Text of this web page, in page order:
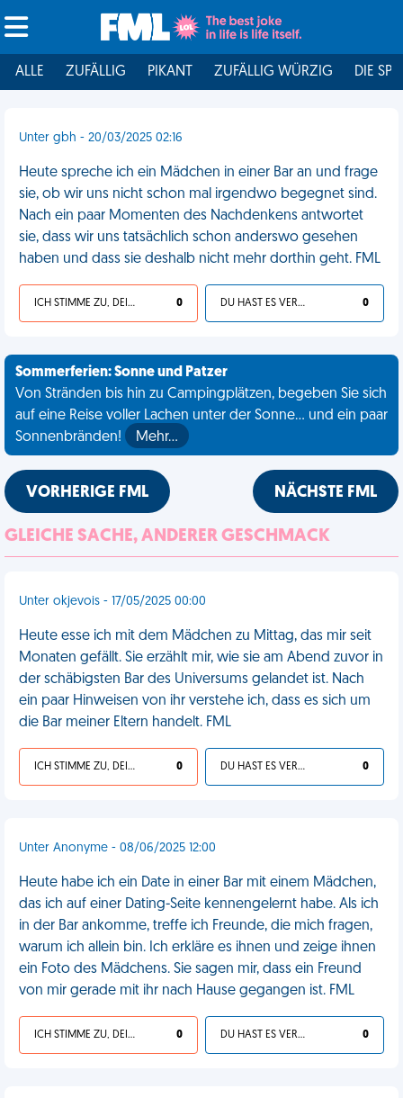
ALLE ZUFÄLLIG PIKANT ZUFÄLLIG WÜRZIG DIE
Unter gbh - 20/03/2025 02:16
Heute spreche ich ein Mädchen in einer Bar an und frage
sie, ob wir uns nicht schon mal irgendwo begegnet sind.
Nach ein paar Momenten des Nachdenkens antwortet
sie, dass wir uns tatsächlich schon anderswo gesehen
haben und dass sie deshalb nicht mehr dorthin geht. FML
ICH STIMME ZU, DEIN LEBEN IST SCHEISSE 0 DU HAST ES VERDIENT 0
Sommerferien: Sonne und Patzer
Von Stränden bis hin zu Campingplätzen, begeben Sie sich
auf eine Reise voller Lachen unter der Sonne... und ein paar
Sonnenbränden!
Mehr…
VORHERIGE FML NÄCHSTE FML
GLEICHE SACHE, ANDERER GESCHMACK
Unter okjevois - 17/05/2025 00:00
Heute esse ich mit dem Mädchen zu Mittag, das mir seit
Monaten gefällt. Sie erzählt mir, wie sie am Abend zuvor in
der schäbigsten Bar des Universums gelandet ist. Nach
ein paar Hinweisen von ihr verstehe ich, dass es sich um
die Bar meiner Eltern handelt. FML
ICH STIMME ZU, DEIN LEBEN IST SCHEISSE 0 DU HAST ES VERDIENT 0
Unter Anonyme - 08/06/2025 12:00
Heute habe ich ein Date in einer Bar mit einem Mädchen,
das ich auf einer Dating-Seite kennengelernt habe. Als ich
in der Bar ankomme, treffe ich Freunde, die mich fragen,
warum ich allein bin. Ich erkläre es ihnen und zeige ihnen
ein Foto des Mädchens. Sie sagen mir, dass ein Freund
von mir gerade mit ihr nach Hause gegangen ist. FML
ICH STIMME ZU, DEIN LEBEN IST SCHEISSE 0 DU HAST ES VERDIENT 0